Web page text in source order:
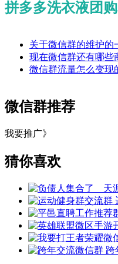
拼多多洗衣液团
关于微信群的维护的
现在微信群还有哪些
微信群流量怎么变现
微信群推荐
我要推广》
猜你喜欢
跨